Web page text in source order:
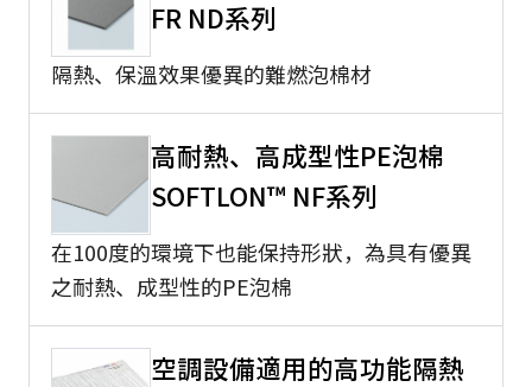
FR ND系列
隔熱、保溫效果優異的難燃泡棉材
高耐熱、高成型性PE泡棉
SOFTLON™ NF系列
在100度的環境下也能保持形狀，為具有優異
之耐熱、成型性的PE泡棉
空調設備適用的高功能隔熱